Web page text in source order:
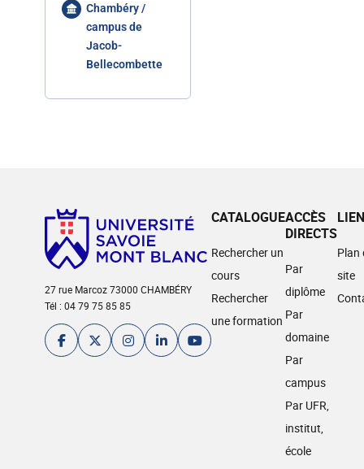
Chambéry /
campus de
Jacob-
Bellecombette
27 rue Marcoz 73000 CHAMBÉRY
Tél : 04 79 75 85 85
CATALOGUE
Rechercher un
cours
Rechercher
une formation
ACCÈS
DIRECTS
Par
diplôme
Par
domaine
Par
campus
Par UFR,
institut,
école
Plan
site